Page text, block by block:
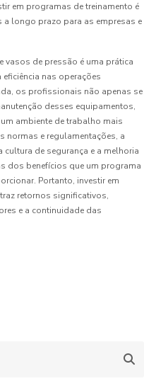
em programas de treinamento é
a longo prazo para as empresas e
vasos de pressão é uma prática
nas operações
os profissionais não apenas se
desses equipamentos,
ambiente de trabalho mais
normas e regulamentações, a
de segurança e a melhoria
dos benefícios que um programa
Portanto, investir em
retornos significativos,
e a continuidade das